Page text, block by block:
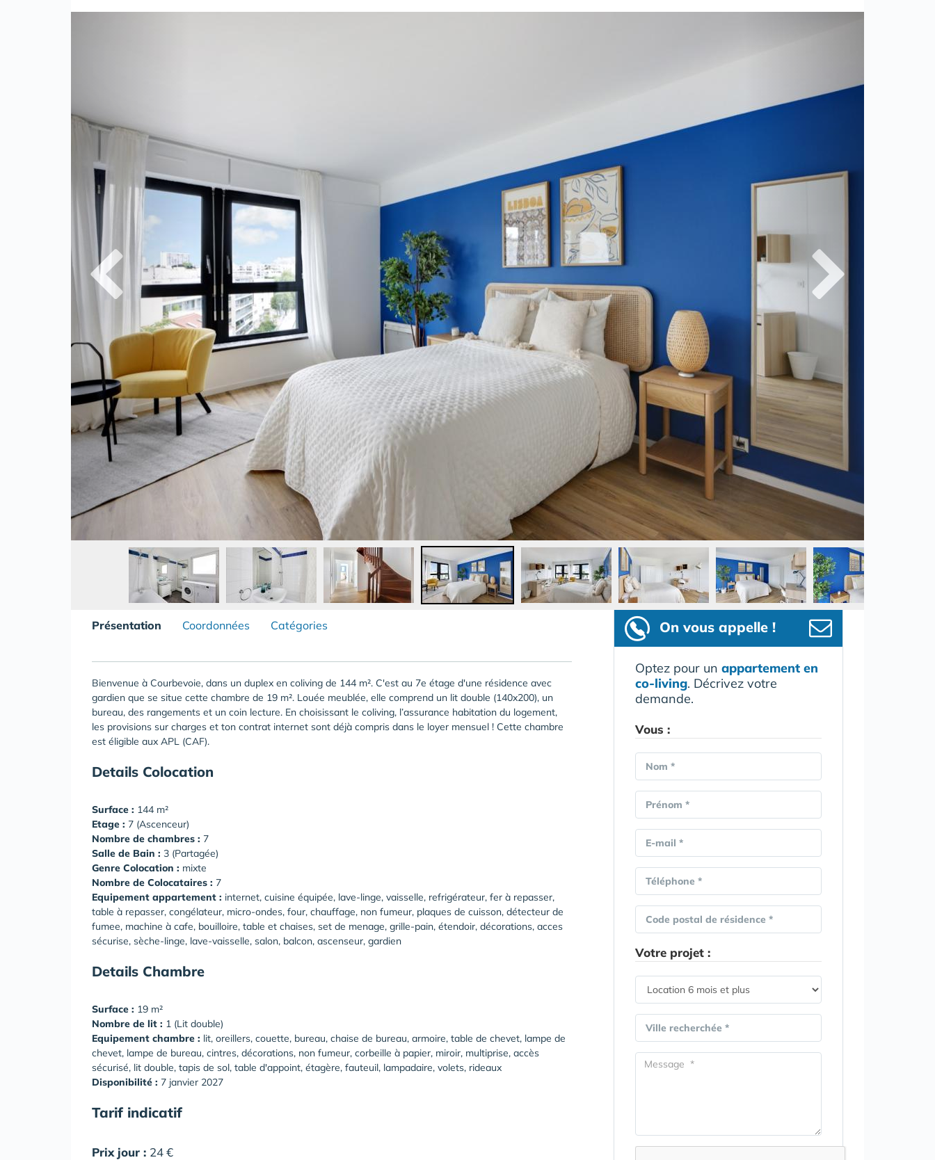
Présentation Coordonnées Catégories
Bienvenue à Courbevoie, dans un duplex en coliving de 144 m². C'est au 7e étage d'une résidence avec
gardien que se situe cette chambre de 19 m². Louée meublée, elle comprend un lit double (140x200), un
bureau, des rangements et un coin lecture. En choisissant le coliving, l’assurance habitation du logement,
les provisions sur charges et ton contrat internet sont déjà compris dans le loyer mensuel ! Cette chambre
est éligible aux APL (CAF).
Details Colocation
Surface : 144 m²
Etage : 7 (Ascenceur)
Nombre de chambres : 7
Salle de Bain : 3 (Partagée)
Genre Colocation : mixte
Nombre de Colocataires : 7
Equipement appartement : internet, cuisine équipée, lave-linge, vaisselle, refrigérateur, fer à repasser,
table à repasser, congélateur, micro-ondes, four, chauffage, non fumeur, plaques de cuisson, détecteur de
fumee, machine à cafe, bouilloire, table et chaises, set de menage, grille-pain, étendoir, décorations, acces
sécurise, sèche-linge, lave-vaisselle, salon, balcon, ascenseur, gardien
Details Chambre
Surface : 19 m²
Nombre de lit : 1 (Lit double)
Equipement chambre : lit, oreillers, couette, bureau, chaise de bureau, armoire, table de chevet, lampe de
chevet, lampe de bureau, cintres, décorations, non fumeur, corbeille à papier, miroir, multiprise, accès
sécurisé, lit double, tapis de sol, table d'appoint, étagère, fauteuil, lampadaire, volets, rideaux
Disponibilité : 7 janvier 2027
Tarif indicatif
Prix jour : 24 €
On vous appelle !
Optez pour un appartement en
co-living. Décrivez votre
demande.
Vous :
Nom *
Prénom *
E-mail *
Téléphone *
Code postal de résidence *
Votre projet :
Ville recherchée *